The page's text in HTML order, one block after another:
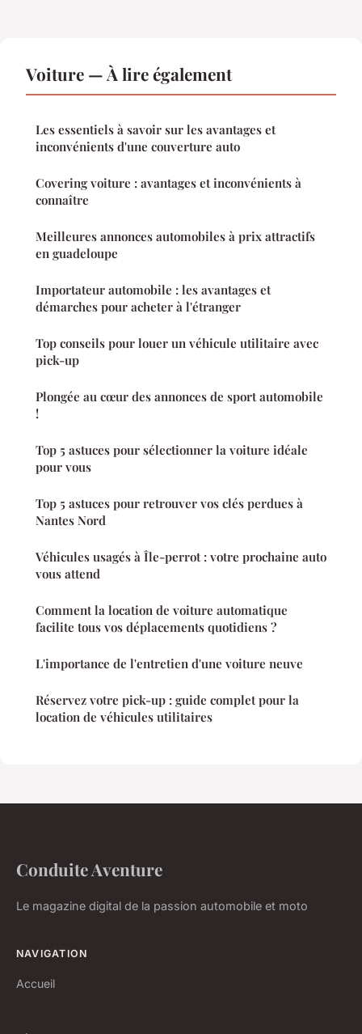
Voiture — À lire également
Les essentiels à savoir sur les avantages et
inconvénients d'une couverture auto
Covering voiture : avantages et inconvénients à
connaître
Meilleures annonces automobiles à prix attractifs
en guadeloupe
Importateur automobile : les avantages et
démarches pour acheter à l'étranger
Top conseils pour louer un véhicule utilitaire avec
pick-up
Plongée au cœur des annonces de sport automobile
!
Top 5 astuces pour sélectionner la voiture idéale
pour vous
Top 5 astuces pour retrouver vos clés perdues à
Nantes Nord
Véhicules usagés à Île-perrot : votre prochaine auto
vous attend
Comment la location de voiture automatique
facilite tous vos déplacements quotidiens ?
L'importance de l'entretien d'une voiture neuve
Réservez votre pick-up : guide complet pour la
location de véhicules utilitaires
Conduite Aventure
Le magazine digital de la passion automobile et moto
NAVIGATION
Accueil